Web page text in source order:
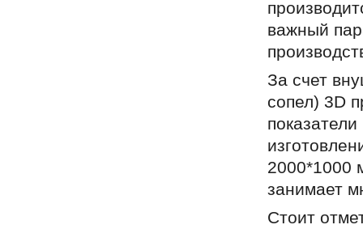
важный
За счет
сопел) 3D
2000*1000
занимает
Стоит